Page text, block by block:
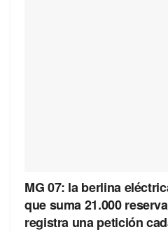
MG 07: la berlina
que suma 21.000
registra una petición